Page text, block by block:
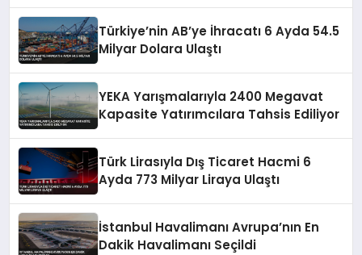
Türkiye’nin AB’ye İhracatı 6 Ayda 54.5
Milyar Dolara Ulaştı
YEKA Yarışmalarıyla 2400 Megavat
Kapasite Yatırımcılara Tahsis Ediliyor
Türk Lirasıyla Dış Ticaret Hacmi 6
Ayda 773 Milyar Liraya Ulaştı
İstanbul Havalimanı Avrupa’nın En
Dakik Havalimanı Seçildi